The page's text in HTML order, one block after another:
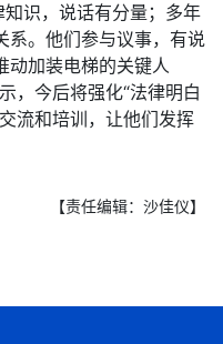
识，说话有分量；多年
系。他们参与议事，有说
动加装电梯的关键人
，今后将强化“法律明白
流和培训，让他们发挥
【责任编辑：沙佳仪】